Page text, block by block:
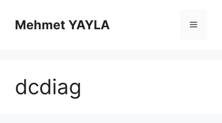
Mehmet YAYLA Menü
dcdiag